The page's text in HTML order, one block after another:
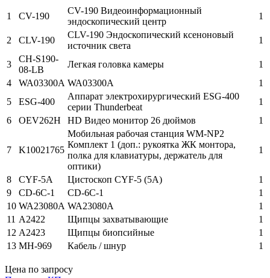
1 CV-190
CV-190 Видеоинформационный
эндоскопический центр
1
2 CLV-190
CLV-190 Эндоскопический ксеноновый
источник света
1
3
CH-S190-
08-LB
Легкая головка камеры
1
4
WA03300A WA03300A
1
5
ESG-400
Аппарат электрохирургический ESG-400
серии Thunderbeat
1
6
OEV262H HD Видео монитор 26 дюймов 1
7 K10021765
Мобильная рабочая станция WM-NP2
Комплект 1 (доп.: рукоятка ЖК монтора,
полка для клавиатуры, держатель для
оптики)
1
8 CYF-5A Цистоскоп CYF-5 (5A)
1
9
CD-6C-1 CD-6C-1
1
10 WA23080A WA23080A
1
11 A2422 Щипцы захватывающие
1
12 A2423 Щипцы биопсийные
1
13 MH-969 Кабель / шнур 1
Цена по запросу